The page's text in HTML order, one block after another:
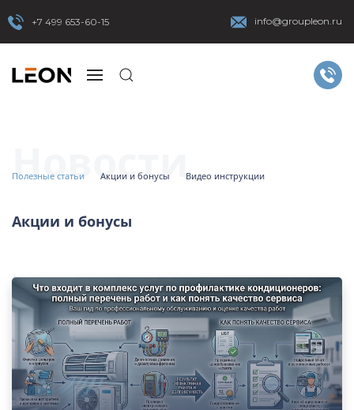
+7 499 653-60-15 info@groupleon.ru
Новости
Полезные статьи Акции и бонусы Видео инструкции
Акции и бонусы